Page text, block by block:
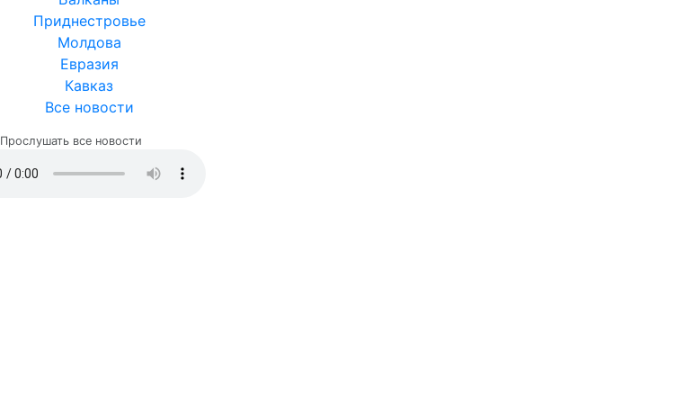
Приднестровье
Молдова
Евразия
Кавказ
Все новости
Прослушать все новости